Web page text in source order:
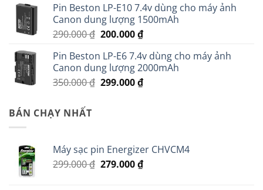
là:
350.000 ₫.
tại
là:
220.000 ₫.
Pin Beston LP-E10 7.4v dùng cho máy ảnh
Canon dung lượng 1500mAh
290.000₫ Giá
là:
290.000 ₫.
200.000₫Giá
tại
là:
200.000 ₫.
Pin Beston LP-E6 7.4v dùng cho máy ảnh
Canon dung lượng 2000mAh
350.000₫ Giá
299.000₫Giá
BÁN CHẠY NHẤT
Máy sạc pin Energizer CHVCM4
299.000₫ Giá
279.000₫Giá